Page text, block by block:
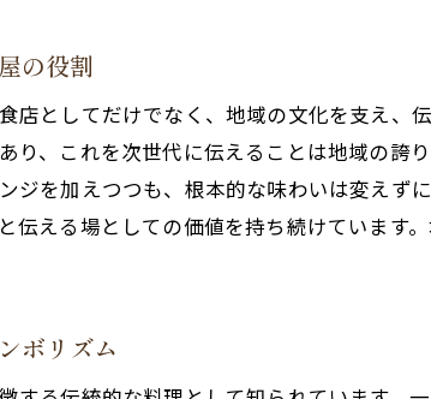
おせち料理に込められた地
居酒屋で感じる北海道の豊
和さびでしか味わえない特
囲炉裏の温かさがもたらす
の役割
店としてだけでなく、地域の文化を支え
り、これを次世代に伝えることは地域の誇
ジを加えつつも、根本的な味わいは変えず
伝える場としての価値を持ち続けています
ボリズム